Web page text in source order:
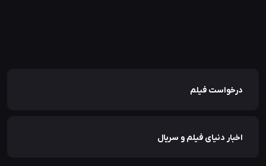
درخواست فیلم
اخبار دنیای فیلم و سریال